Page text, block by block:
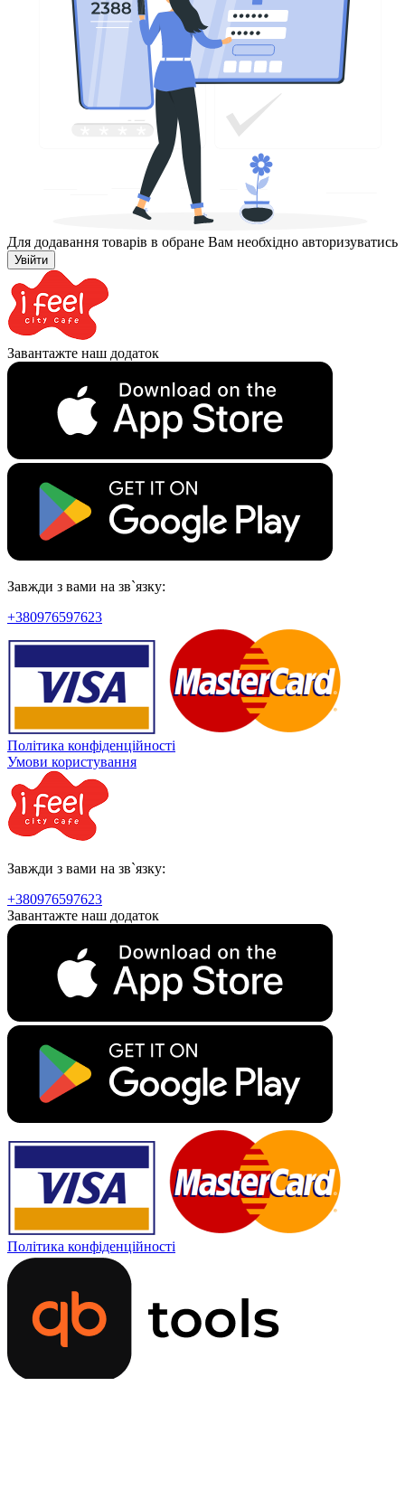
Для додавання товарів в обране Вам необхідно авторизуватись
Увійти
Завантажте наш додаток
Завжди з вами на зв`язку:
+380976597623
Політика конфіденційності
Умови користування
Завжди з вами на зв`язку:
+380976597623
Завантажте наш додаток
Політика конфіденційності